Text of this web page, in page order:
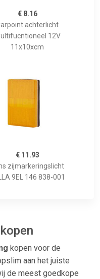
€ 8.16
achterlicht
12V
11x10xcm
€ 11.93
zijmarkeringslicht
9EL 146 838-001
kopen voor de
aan het juiste
de meest goedkope